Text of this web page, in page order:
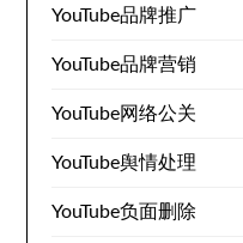
YouTube品牌推广
YouTube品牌营销
YouTube网络公关
YouTube舆情处理
YouTube负面删除